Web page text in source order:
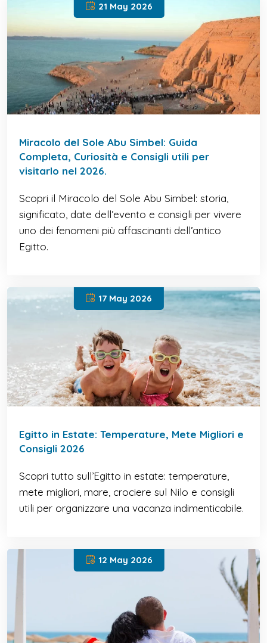
21 May 2026
Miracolo del Sole Abu Simbel: Guida
Completa, Curiosità e Consigli utili per
visitarlo nel 2026.
Scopri il Miracolo del Sole Abu Simbel: storia,
significato, date dell’evento e consigli per vivere
uno dei fenomeni più affascinanti dell’antico
Egitto.
17 May 2026
Egitto in Estate: Temperature, Mete Migliori e
Consigli 2026
Scopri tutto sull’Egitto in estate: temperature,
mete migliori, mare, crociere sul Nilo e consigli
utili per organizzare una vacanza indimenticabile.
12 May 2026